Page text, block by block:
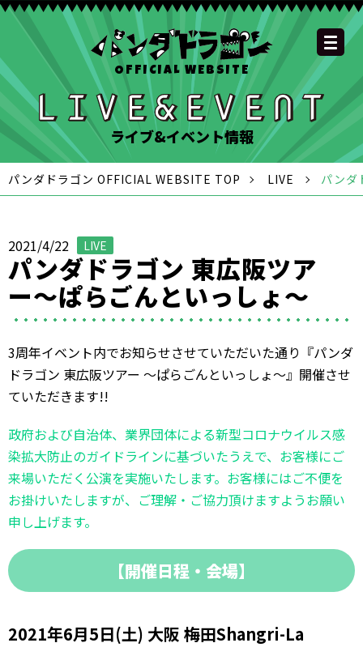
OFFICIAL WEBSITEOFFICIAL SITE TOP
NEWS MEMBER
SCHEDULE DISCOGRAPHY
GOODS
FAQ CONTACT
YOUTUBE
CHANNEL
INSTAGRAM
OFFICIAL
TWITTER
OFFICIAL LINE
ACCOUNT
OFFICIAL
TIKTOK
ライブ&イベント情報
パンダドラゴン OFFICIAL WEBSITE TOP LIVE パンダ
2021/4/22 LIVE
パンダドラゴン 東広阪ツア
ー〜ぱらごんといっしょ〜
3周年イベント内でお知らせさせていただいた通り『パンダ
ドラゴン 東広阪ツアー 〜ぱらごんといっしょ〜』開催させ
ていただきます!!
政府および自治体、業界団体による新型コロナウイルス感
染拡大防止のガイドラインに基づいたうえで、お客様にご
来場いただく公演を実施いたします。お客様にはご不便を
お掛けいたしますが、ご理解・ご協力頂けますようお願い
申し上げます。
【開催日程・会場】
2021年6月5日(土) 大阪 梅田Shangri-La